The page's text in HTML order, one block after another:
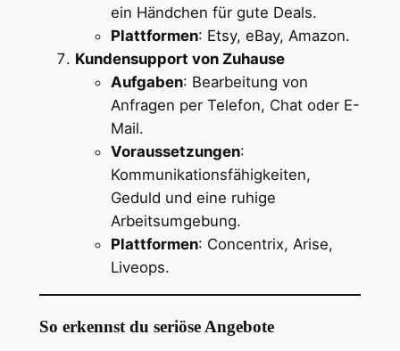
ein Händchen für gute Deals.
Plattformen: Etsy, eBay, Amazon.
Kundensupport von Zuhause
Aufgaben: Bearbeitung von
Anfragen per Telefon, Chat oder E-
Mail.
Voraussetzungen:
Kommunikationsfähigkeiten,
Geduld und eine ruhige
Arbeitsumgebung.
Plattformen: Concentrix, Arise,
Liveops.
So erkennst du seriöse Angebote